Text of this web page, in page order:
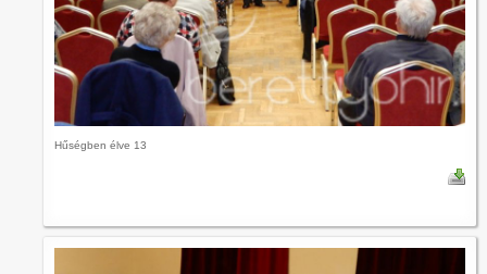
Hűségben élve 13